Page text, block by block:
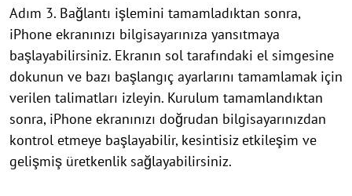
Adım 3. Bağlantı işlemini tamamladıktan sonra,
iPhone ekranınızı bilgisayarınıza yansıtmaya
başlayabilirsiniz. Ekranın sol tarafındaki el simgesine
dokunun ve bazı başlangıç ayarlarını tamamlamak için
verilen talimatları izleyin. Kurulum tamamlandıktan
sonra, iPhone ekranınızı doğrudan bilgisayarınızdan
kontrol etmeye başlayabilir, kesintisiz etkileşim ve
gelişmiş üretkenlik sağlayabilirsiniz.